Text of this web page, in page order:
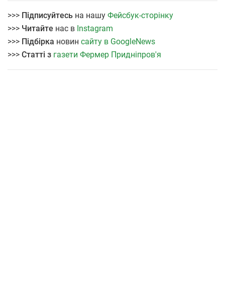
>>> Підписуйтесь на нашу Фейсбук-сторінку
>>> Читайте нас в Instagram
>>> Підбірка новин сайту в GoogleNews
>>> Статті з газети Фермер Придніпров'я